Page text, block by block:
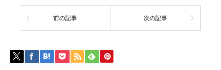
前の記事 次の記事